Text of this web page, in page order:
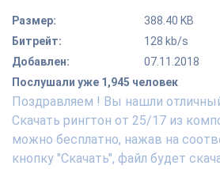
Размер:
388.40 KB
Битрейт:
128 kb/s
Добавлен:
07.11.2018
Послушали уже 1,945 человек
Поздравляем ! Вы нашли
Скачать рингтон от 25/17 из
можно бесплатно, нажав на
кнопку "Скачать", файл будет